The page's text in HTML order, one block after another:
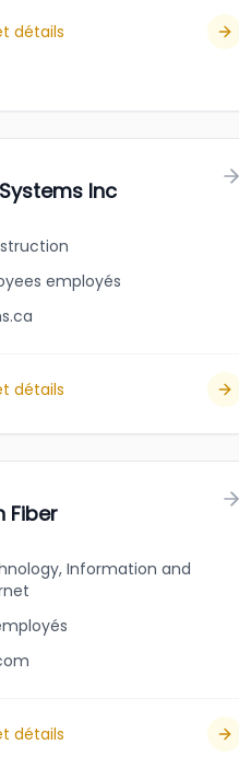
détails
Inc
employés
détails
Fiber
Information and
détails